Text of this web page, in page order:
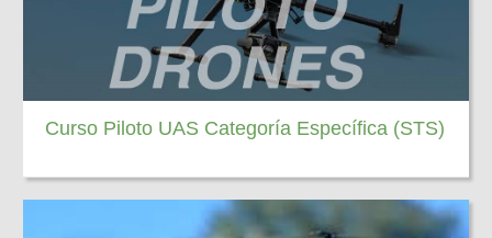
Curso Piloto UAS Categoría Específica (STS)